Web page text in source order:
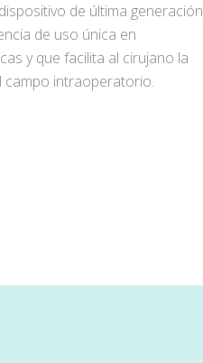
de última generación
de uso única en
y que facilita al cirujano la
campo intraoperatorio.